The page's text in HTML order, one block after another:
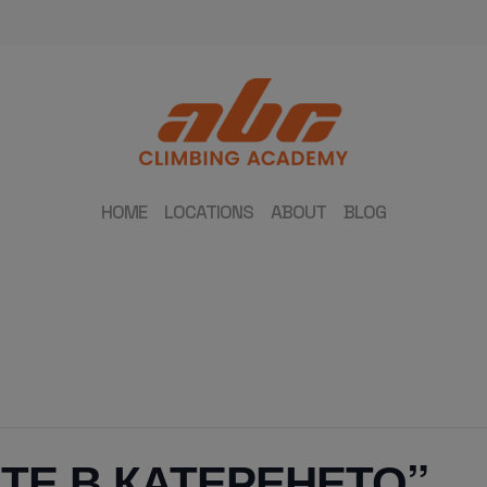
HOME LOCATIONS ABOUT BLOG